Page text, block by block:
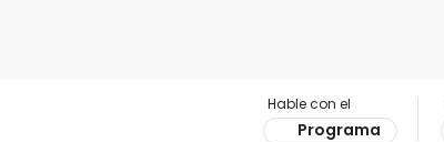
Hable con el
Programa